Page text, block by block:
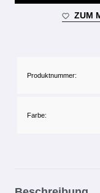
ZUM
Produktnummer:
Farbe: